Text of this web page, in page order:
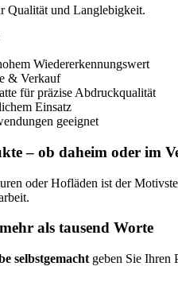
Qualität und Langlebigkeit.
Wiedererkennungswert
& Verkauf
für präzise Abdruckqualität
Einsatz
geeignet
– ob daheim oder im
oder Hofläden ist der
als tausend Worte
selbstgemacht geben Sie Ihren